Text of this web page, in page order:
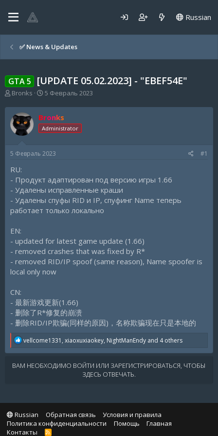
Russian
✅️ News & Updates
GTA 5 [UPDATE 05.02.2023] - "EBEF54E"
А
т
о
р
м
Bronks
Д
т
а
н
а
5 Февраль 2023
Bronks
Administrator
5 Февраль 2023 #1
RU:
- Продукт адаптирован под версию игры 1.66
- Удалены исправленные краши
- Удалены спуфы RID и IP, спуфинг Name теперь
работает только локально
EN:
- updated for latest game update (1.66)
- removed crashes that was fixed by R*
- removed RID/IP spoof (same reason), Name spoofer is
local only now
CN:
- 最新游戏更新(1.66)
- 删除了R*修复的崩溃
- 删除RID/IP欺骗(同样的原因)，名称欺骗现在只是本地的
R
a
c
t
s
vellcome1331 , xiaoxuxiaokey, NightManEndy and 4 others
ВАМ НЕОБХОДИМО ВОЙТИ ИЛИ ЗАРЕГИСТРИРОВАТЬСЯ, ЧТОБЫ
ЗДЕСЬ ОТВЕЧАТЬ.
Russian Обратная связь
Условия и правила
Политика конфиденциальности
Помощь
Главная
Контакты
R